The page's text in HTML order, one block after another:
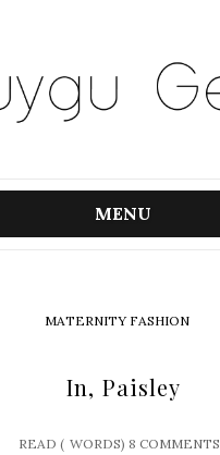
MENU
MATERNITY FASHION
In, Paisley
READ ( WORDS) 8 COMMENTS